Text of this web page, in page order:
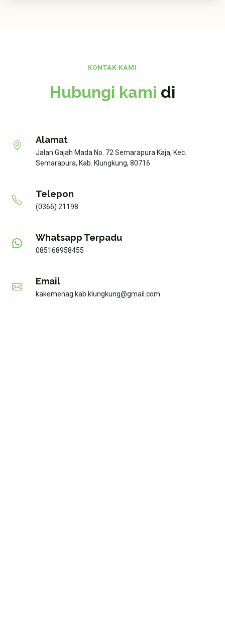
KONTAK KAMI
Hubungi kami di
Alamat
Jalan Gajah Mada No. 72 Semarapura Kaja, Kec.
Semarapura, Kab. Klungkung, 80716
Telepon
(0366) 21198
Whatsapp Terpadu
085168958455
Email
kakemenag.kab.klungkung@gmail.com